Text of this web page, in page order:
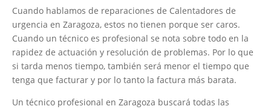
Cuando hablamos de reparaciones de Calentadores de
urgencia en Zaragoza, estos no tienen porque ser caros.
Cuando un técnico es profesional se nota sobre todo en la
rapidez de actuación y resolución de problemas. Por lo que
si tarda menos tiempo, también será menor el tiempo que
tenga que facturar y por lo tanto la factura más barata.
Un técnico profesional en Zaragoza buscará todas las